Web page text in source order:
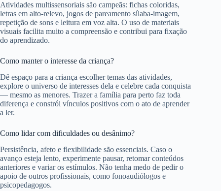
Atividades multissensoriais são campeãs: fichas coloridas,
letras em alto-relevo, jogos de pareamento sílaba-imagem,
repetição de sons e leitura em voz alta. O uso de materiais
visuais facilita muito a compreensão e contribui para fixação
do aprendizado.
Como manter o interesse da criança?
Dê espaço para a criança escolher temas das atividades,
explore o universo de interesses dela e celebre cada conquista
— mesmo as menores. Trazer a família para perto faz toda
diferença e constrói vínculos positivos com o ato de aprender
a ler.
Como lidar com dificuldades ou desânimo?
Persistência, afeto e flexibilidade são essenciais. Caso o
avanço esteja lento, experimente pausar, retomar conteúdos
anteriores e variar os estímulos. Não tenha medo de pedir o
apoio de outros profissionais, como fonoaudiólogos e
psicopedagogos.